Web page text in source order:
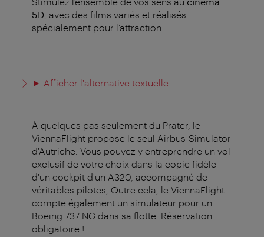
5D , avec des films variés et réalisés
spécialement pour l’attraction.
Afficher l'alternative textuelle
À quelques pas seulement du Prater, le
ViennaFlight propose le seul Airbus-Simulator
d'Autriche. Vous pouvez y entreprendre un vol
exclusif de votre choix dans la copie fidèle
d'un cockpit d'un A320, accompagné de
véritables pilotes, Outre cela, le ViennaFlight
compte également un simulateur pour un
Boeing 737 NG dans sa flotte. Réservation
obligatoire !